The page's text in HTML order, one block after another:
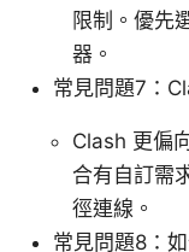
限制。優先
器。
常見問題7：
Clash 更偏
合有自訂需
徑連線。
常見問題8：